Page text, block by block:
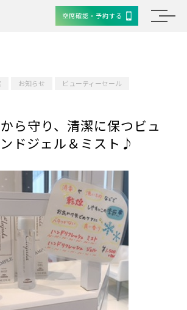
空席確認・予約する
お知らせ
ビューティーセール
ら守り、清潔に保つビュ
ドジェル＆ミスト♪